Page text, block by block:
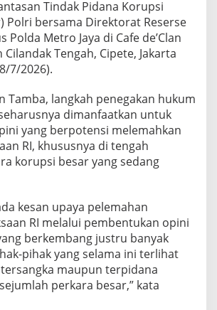
s
u
J
a
n
a
n
D
i
j
a
d
a
n
A
a
t
P
Tindak Pidana Korupsi
Polri bersama Direktorat Reserse
Polda Metro Jaya di Cafe de’Clan
Cilandak Tengah, Cipete, Jakarta
7/2026).
Tamba, langkah penegakan hukum
dimanfaatkan untuk
yang berpotensi melemahkan
RI, khususnya di tengah
korupsi besar yang sedang
kesan upaya pelemahan
RI melalui pembentukan opini
berkembang justru banyak
pihak yang selama ini terlihat
maupun terpidana
perkara besar,” kata